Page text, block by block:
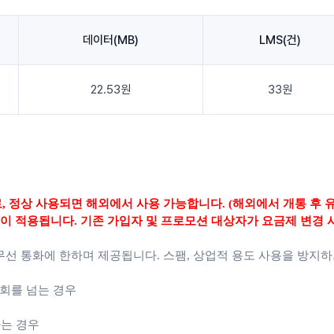
데이터(MB) LMS(건)
22.53원 33원
정상 사용되면 해외에서 사용 가능합니다. (해외에서 개통 후
적용됩니다. 기존 가입자 및 프로모션 대상자가 요금제 변경
통화에 한하며 제공됩니다. 스팸, 상업적 용도 사용을 방지
를 넘는 경우
경우